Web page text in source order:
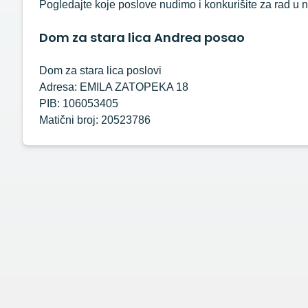
Pogledajte koje poslove nudimo i konkurišite za rad u
Dom za stara lica Andrea posao
Dom za stara lica poslovi
Adresa: EMILA ZATOPEKA 18
PIB: 106053405
Matični broj: 20523786